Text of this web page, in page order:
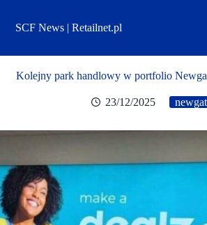
treściSCF News | Retailnet.pl
Kolejny park handlowy w portfolio
23/12/2025